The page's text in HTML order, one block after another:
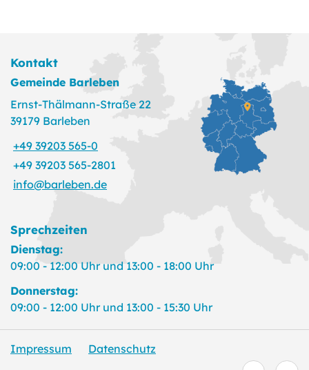
Kontakt
Gemeinde Barleben
Ernst-Thälmann-Straße 22
39179 Barleben
+49 39203 565-0
+49 39203 565-2801
info@barleben.de
Sprechzeiten
Dienstag:
09:00 - 12:00 Uhr und 13:00 - 18:00 Uhr
Donnerstag:
09:00 - 12:00 Uhr und 13:00 - 15:30 Uhr
Impressum
Datenschutz